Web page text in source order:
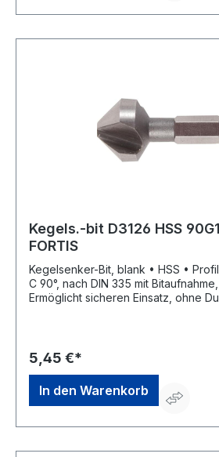
Kegels.-bit D3126 HSS
FORTIS
Kegelsenker-Bit, blank • HSS • Profilgeschliffen • Form
C 90°, nach DIN 335 mit
Ermöglicht sicheren Einsatz, ohne
5,45 €*
In den Warenkorb